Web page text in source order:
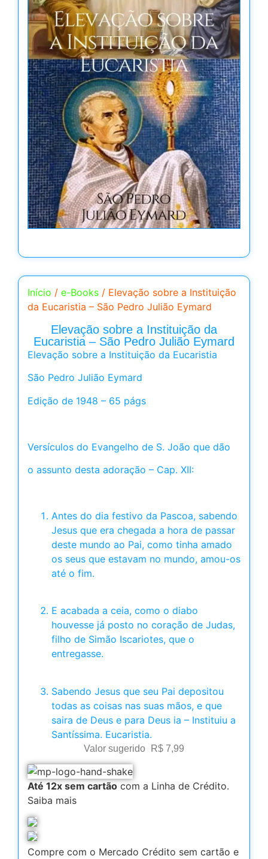
Início / e-Books / Elevação sobre a Instituição
da Eucaristia – São Pedro Julião Eymard
Elevação sobre a Instituição da
Eucaristia – São Pedro Julião Eymard
Elevação sobre a Instituição da Eucaristia
São Pedro Julião Eymard
Edição de 1948 – 65 págs
Versículos do Evangelho de S. João que dão
o assunto desta adoração – Cap. XII:
Antes do dia festivo da Pascoa, sabendo
Jesus que era chegada a hora de passar
deste mundo ao Pai, como tinha amado
os seus que estavam no mundo, amou-os
até o fim.
E acabada a ceia, como o diabo
houvesse já posto no coração de Judas,
filho de Simão Iscariotes, que o
entregasse.
Sabendo Jesus que seu Pai depositou
todas as coisas nas suas mãos, e que
saira de Deus e para Deus ia – Instituiu a
Santíssima. Eucaristia.
Valor sugerido R$ 7,99
Até 12x sem cartão com a Linha de Crédito.
Saiba mais
Compre com o Mercado Crédito sem cartão e